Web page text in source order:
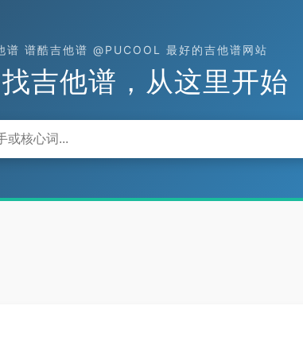
谱 谱酷吉他谱 @PUCOOL 最好的吉他谱网站
找吉他谱，从这里开始